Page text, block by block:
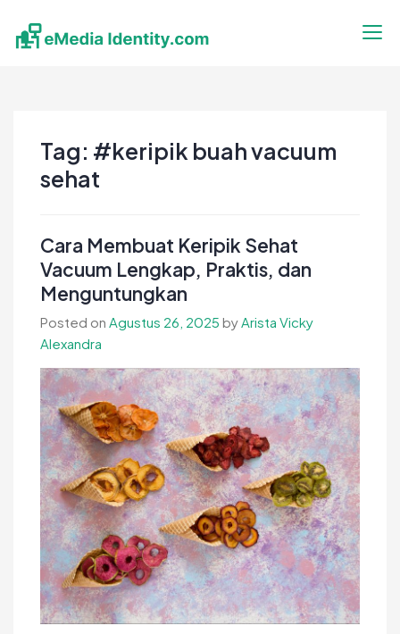
content
Tag: #keripik buah vacuum
sehat
Cara Membuat Keripik Sehat
Vacuum Lengkap, Praktis, dan
Menguntungkan
Posted on Agustus 26, 2025 byArista Vicky
Alexandra